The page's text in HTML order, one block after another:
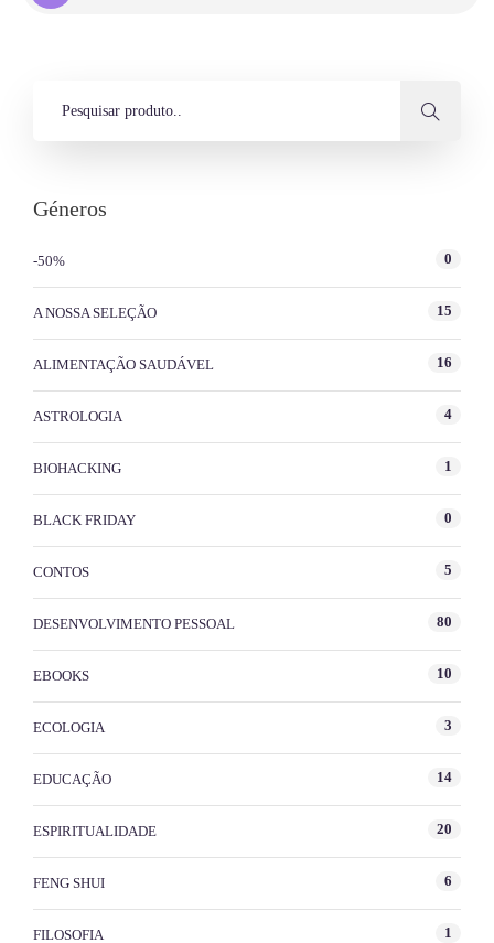
Géneros
-50% 0
A NOSSA SELEÇÃO 15
ALIMENTAÇÃO SAUDÁVEL 16
ASTROLOGIA 4
BIOHACKING 1
BLACK FRIDAY 0
CONTOS 5
DESENVOLVIMENTO PESSOAL 80
EBOOKS 10
ECOLOGIA 3
EDUCAÇÃO 14
ESPIRITUALIDADE 20
FENG SHUI 6
FILOSOFIA 1